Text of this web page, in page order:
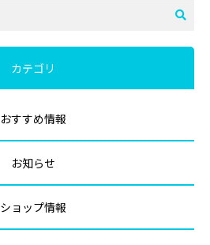
カテゴリ
おすすめ情報
お知らせ
ショップ情報